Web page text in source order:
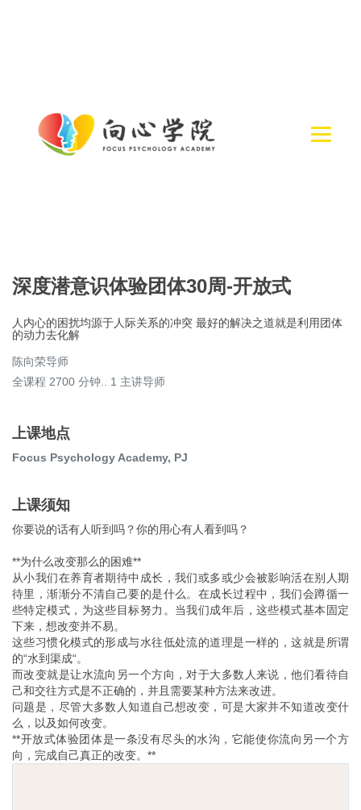
深度潜意识体验团体30周-开放式
人内心的困扰均源于人际关系的冲突 最好的解决之道就是利用团体
的动力去化解
陈向荣导师
全课程 2700 分钟.. 1 主讲导师
上课地点
Focus Psychology Academy, PJ
上课须知
你要说的话有人听到吗？你的用心有人看到吗？
**为什么改变那么的困难**
从小我们在养育者期待中成长，我们或多或少会被影响活在别人期
待里，渐渐分不清自己要的是什么。在成长过程中，我们会蹲循一
些特定模式，为这些目标努力。当我们成年后，这些模式基本固定
下来，想改变并不易。
这些习惯化模式的形成与水往低处流的道理是一样的，这就是所谓
的“水到渠成“。
而改变就是让水流向另一个方向，对于大多数人来说，他们看待自
己和交往方式是不正确的，并且需要某种方法来改进。
问题是，尽管大多数人知道自己想改变，可是大家并不知道改变什
么，以及如何改变。
**开放式体验团体是一条没有尽头的水沟，它能使你流向另一个方
向，完成自己真正的改变。**